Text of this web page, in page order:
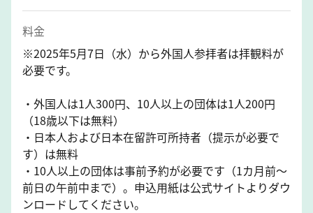
料金
※2025年5月7日（水）から外国人参拝者は拝観料が
必要です。
・外国人は1人300円、10人以上の団体は1人200円
（18歳以下は無料）
・日本人および日本在留許可所持者（提示が必要で
す）は無料
・10人以上の団体は事前予約が必要です（1カ月前～
前日の午前中まで）。申込用紙は公式サイトよりダウ
ンロードしてください。